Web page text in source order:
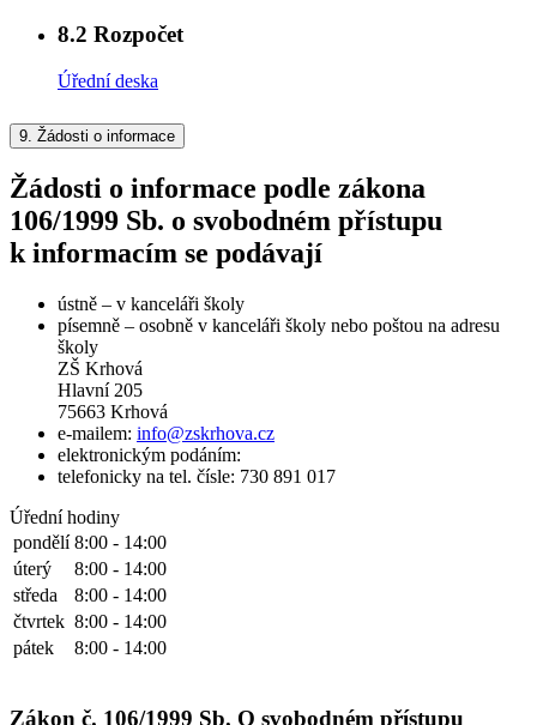
8.2 Rozpočet
Úřední deska
9. Žádosti o informace
Žádosti o informace podle zákona
106/1999 Sb. o svobodném přístupu
k informacím se podávají
ústně – v kanceláři školy
písemně – osobně v kanceláři školy nebo poštou na adresu
školy
ZŠ Krhová
Hlavní 205
75663 Krhová
e-mailem: info@zskrhova.cz
elektronickým podáním:
telefonicky na tel. čísle: 730 891 017
Úřední hodiny
pondělí 8:00 - 14:00
úterý
8:00 - 14:00
středa
8:00 - 14:00
čtvrtek 8:00 - 14:00
pátek
8:00 - 14:00
Zákon č. 106/1999 Sb. O svobodném přístupu